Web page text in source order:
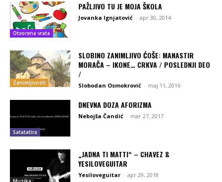
Otvorena vrata
PAŽLJIVO TU JE MOJA ŠKOLA
Jovanka Ignjatović - apr 30, 2014
Zanimljivosti
SLOBINO ZANIMLJIVO ĆOŠE: MANASTIR
MORAČA – IKONE… CRKVA / POSLEDNJI DEO
/
Slobodan Osmokrović - maj 11, 2016
Satatatira
DNEVNA DOZA AFORIZMA
Nebojša Čandić - mar 27, 2017
„JADNA TI MATTI“ – CHAVEZ &
YESILOVEGUITAR
Yesiloveguitar - apr 29, 2018